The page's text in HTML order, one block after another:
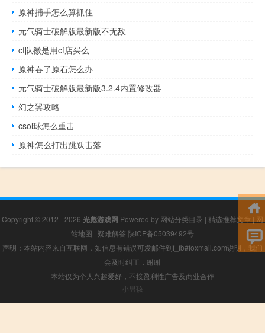
原神捕手怎么算抓住
元气骑士破解版最新版不无敌
cf队徽是用cf店买么
原神吞了原石怎么办
元气骑士破解版最新版3.2.4内置修改器
幻之翼攻略
csol球怎么重击
原神怎么打出跳跃击落
Copyright © 2012 - 2026 光彪游戏网 Powered by 网站分类目录 | 精选推荐文章 | 网
站地图 | 疑难解答 陕ICP备05039492号
声明：本站内容来自互联网，如信息有错误可发邮件到f_fb#foxmail.com说明，我们
会及时纠正，谢谢
本站仅为个人兴趣爱好，不接盈利性广告及商业合作
小男孩